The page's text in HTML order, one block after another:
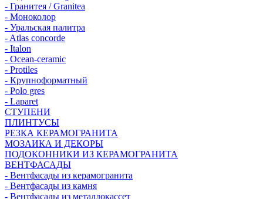
- Гранитея / Granitea
- Моноколор
- Уральская палитра
- Atlas concorde
- Italon
- Ocean-ceramic
- Protiles
- Крупноформатный
- Polo gres
- Laparet
СТУПЕНИ
ПЛИНТУСЫ
РЕЗКА КЕРАМОГРАНИТА
МОЗАИКА И ДЕКОРЫ
ПОДОКОННИКИ ИЗ КЕРАМОГРАНИТА
ВЕНТФАСАДЫ
- Вентфасады из керамогранита
- Вентфасады из камня
- Вентфасады из металлокассет